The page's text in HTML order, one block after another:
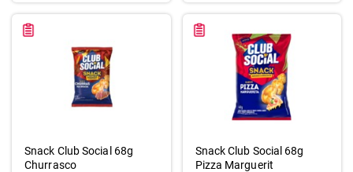
Snack Club Social 68g
Churrasco
Snack Club Social 68g
Pizza Marguerit